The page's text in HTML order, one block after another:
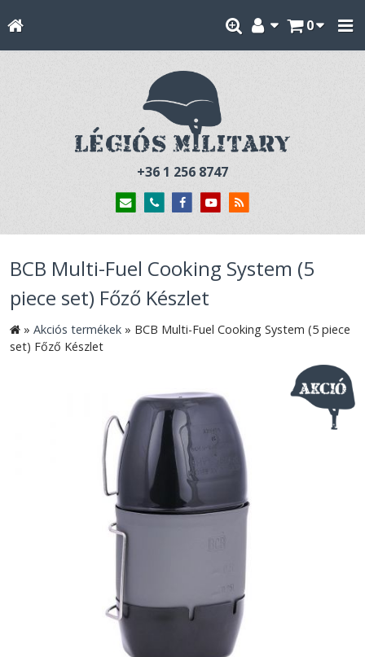
0
+36 1 256 8747
BCB Multi-Fuel Cooking System (5
piece set) Főző Készlet
» Akciós termékek » BCB Multi-Fuel Cooking System (5 piece
set) Főző Készlet